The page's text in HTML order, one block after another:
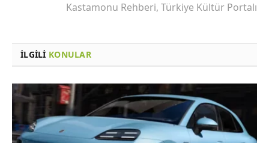
Kastamonu Rehberi, Türkiye Kültür Portalı
İLGILI KONULAR